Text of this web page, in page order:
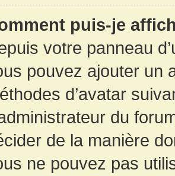
puis-je
votre panneau
pouvez ajouter un
d’avatar
du
de la manière
ne pouvez pas